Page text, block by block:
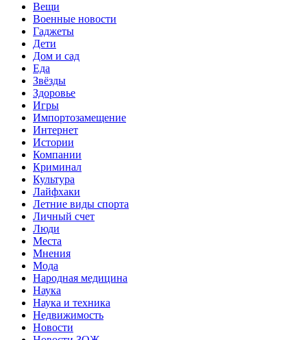
Вещи
Военные новости
Гаджеты
Дети
Дом и сад
Еда
Звёзды
Здоровье
Игры
Импортозамещение
Интернет
Истории
Компании
Криминал
Культура
Лайфхаки
Летние виды спорта
Личный счет
Люди
Места
Мнения
Мода
Народная медицина
Наука
Наука и техника
Недвижимость
Новости